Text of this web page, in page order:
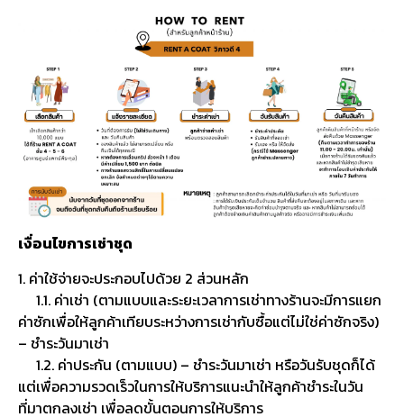
เงื่อนไขการเช่าชุด
1. ค่าใช้จ่ายจะประกอบไปด้วย 2 ส่วนหลัก
1.1. ค่าเช่า (ตามแบบและระยะเวลาการเช่าทางร้านจะมีการแยก
ค่าซักเพื่อให้ลูกค้าเทียบระหว่างการเช่ากับซื้อแต่ไม่ใช่ค่าซักจริง)
– ชำระวันมาเช่า
1.2. ค่าประกัน (ตามแบบ) – ชำระวันมาเช่า หรือวันรับชุดก็ได้
แต่เพื่อความรวดเร็วในการให้บริการแนะนำให้ลูกค้าชำระในวัน
ที่มาตกลงเช่า เพื่อลดขั้นตอนการให้บริการ